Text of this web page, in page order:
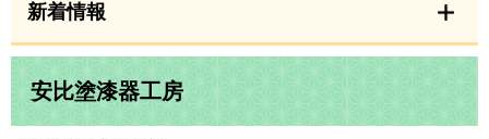
新着情報
安比塗漆器工房